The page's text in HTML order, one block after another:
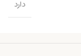
دارد